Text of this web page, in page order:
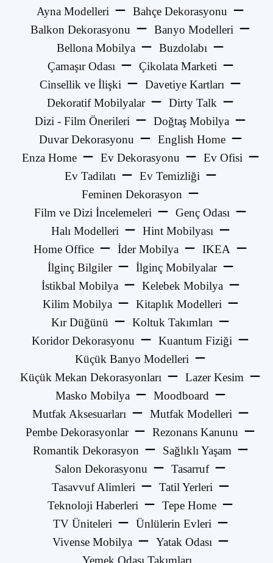
Ayna Modelleri
Bahçe Dekorasyonu
Balkon Dekorasyonu
Banyo Modelleri
Bellona Mobilya
Buzdolabı
Çamaşır Odası
Çikolata Marketi
Cinsellik ve İlişki
Davetiye Kartları
Dekoratif Mobilyalar
Dirty Talk
Dizi - Film Önerileri
Doğtaş Mobilya
Duvar Dekorasyonu
English Home
Enza Home
Ev Dekorasyonu
Ev Ofisi
Ev Tadilatı
Ev Temizliği
Feminen Dekorasyon
Film ve Dizi İncelemeleri
Genç Odası
Halı Modelleri
Hint Mobilyası
Home Office
İder Mobilya
IKEA
İlginç Bilgiler
İlginç Mobilyalar
İstikbal Mobilya
Kelebek Mobilya
Kilim Mobilya
Kitaplık Modelleri
Kır Düğünü
Koltuk Takımları
Koridor Dekorasyonu
Kuantum Fiziği
Küçük Banyo Modelleri
Küçük Mekan Dekorasyonları
Lazer Kesim
Masko Mobilya
Moodboard
Mutfak Aksesuarları
Mutfak Modelleri
Pembe Dekorasyonlar
Rezonans Kanunu
Romantik Dekorasyon
Sağlıklı Yaşam
Salon Dekorasyonu
Tasarruf
Tasavvuf Alimleri
Tatil Yerleri
Teknoloji Haberleri
Tepe Home
TV Üniteleri
Ünlülerin Evleri
Vivense Mobilya
Yatak Odası
Yemek Odası Takımları